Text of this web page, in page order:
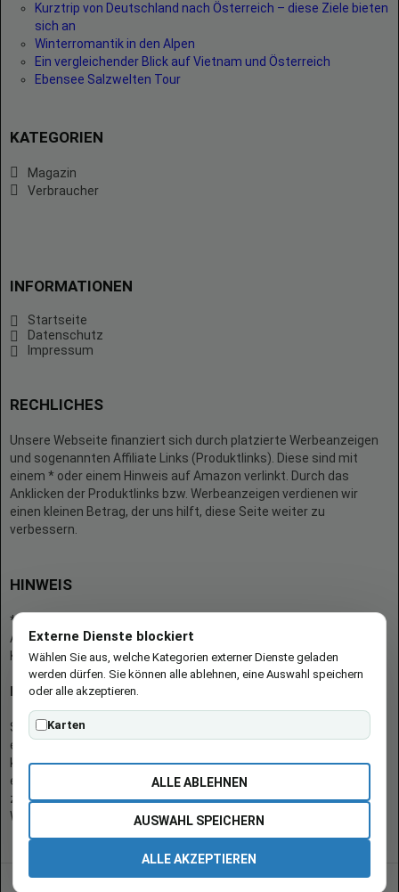
Kurztrip von Deutschland nach Österreich – diese Ziele bieten
sich an
Winterromantik in den Alpen
Ein vergleichender Blick auf Vietnam und Österreich
Ebensee Salzwelten Tour
KATEGORIEN
Magazin
Verbraucher
INFORMATIONEN
Startseite
Datenschutz
Impressum
RECHLICHES
Unsere Webseite finanziert sich durch platzierte Werbeanzeigen
und sogenannten Affiliate Links (Produktlinks). Diese sind mit
einem * oder einem Hinweis auf Amazon verlinkt. Durch das
Anklicken der Produktlinks bzw. Werbeanzeigen verdienen wir
einen kleinen Betrag, der uns hilft, diese Seite weiter zu
verbessern.
HINWEIS
* = Afilliate-Link (=Werbung)
Als Amazon-Partner verdient der Seitenbetreiber an qualifizierten
Käufen.
Hinweis zu Preisen und Verfügbarkeiten
Sofern Produktpreise und Verfügbarkeiten angezeigt werden,
entsprechen diese dem angegebenen Stand (Datum/Uhrzeit) und
können sich auf der verlinkten Seite jederzeit ändern. Für den Kauf
eines Produkts gelten die Angaben zu Preis und Verfügbarkeit, die
zum Kaufzeitpunkt [auf der/den maßgeblichen Amazon-
Website(s)] angezeigt werden.
Externe Dienste blockiert
Wählen Sie aus, welche Kategorien externer Dienste geladen
werden dürfen. Sie können alle ablehnen, eine Auswahl speichern
oder alle akzeptieren.
Karten
ALLE ABLEHNEN
AUSWAHL SPEICHERN
ALLE AKZEPTIEREN